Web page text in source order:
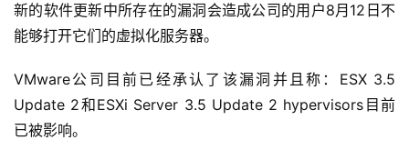
新的软件更新中所存在的漏洞会造成公司的用户8月12日不
能够打开它们的虚拟化服务器。
VMware公司目前已经承认了该漏洞并且称：ESX 3.5
Update 2和ESXi Server 3.5 Update 2 hypervisors目前
已被影响。